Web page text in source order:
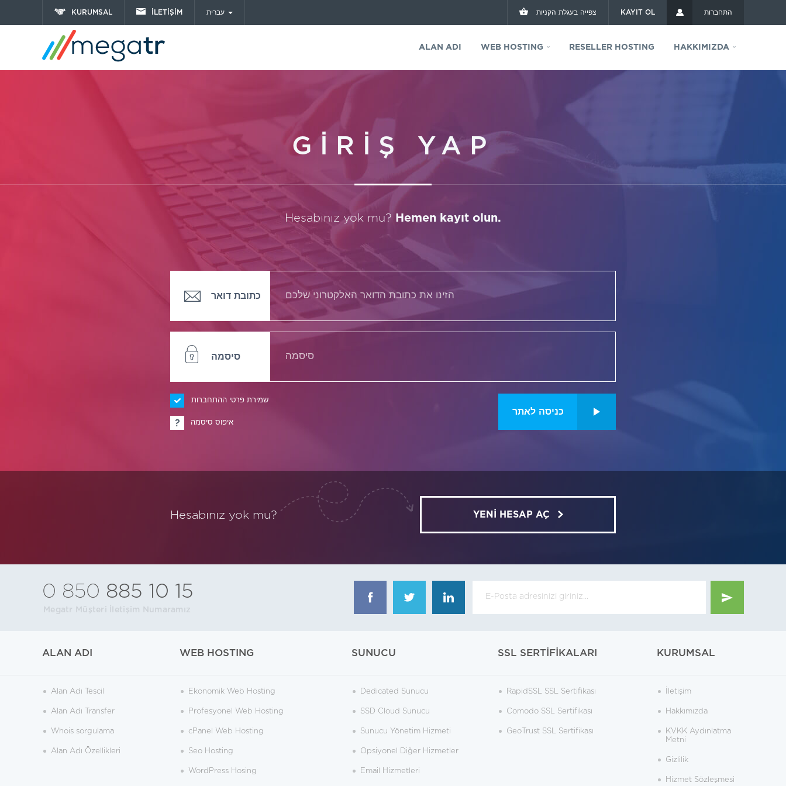
KURUMSAL İLETİŞİM צפייה בעגלת הקניות KAYIT OL התחברות
ALAN ADI WEB HOSTING RESELLER HOSTING HAKKIMIZDA
GİRİŞ YAP
Hesabınız yok mu? Hemen kayıt olun.
כתובת דואר
סיסמה
שמירת פרטי ההתחברות
איפוס סיסמה
כניסה לאתר
Hesabınız yok mu? YENİ HESAP AÇ
0 850 885 10 15
Megatr Müşteri İletişim Numaramız
ALAN ADI
Alan Adı Tescil
Alan Adı Transfer
Whois sorgulama
Alan Adı Özellikleri
WEB HOSTING
Ekonomik Web Hosting
Profesyonel Web Hosting
cPanel Web Hosting
Seo Hosting
WordPress Hosing
SUNUCU
Dedicated Sunucu
SSD Cloud Sunucu
Sunucu Yönetim Hizmeti
Opsiyonel Diğer Hizmetler
Email Hizmetleri
SSL SERTİFİKALARI
RapidSSL SSL Sertifikası
Comodo SSL Sertifikası
GeoTrust SSL Sertifikası
KURUMSAL
İletişim
Hakkımızda
KVKK Aydınlatma
Metni
Gizlilik
Hizmet Sözleşmesi